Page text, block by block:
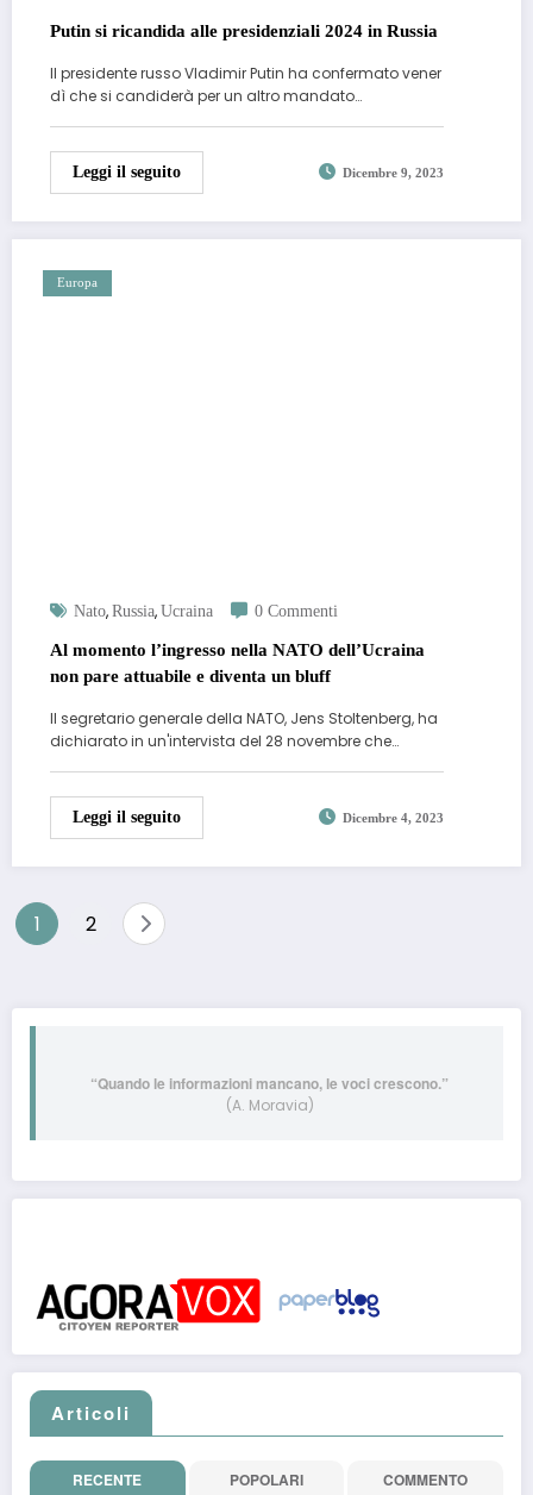
Putin si ricandida alle presidenziali 2024 in Russia
Il presidente russo Vladimir Putin ha confermato vener
dì che si candiderà per un altro mandato…
Leggi il seguito Dicembre 9, 2023
Europa
Nato, Russia, Ucraina 0 Commenti
Al momento l’ingresso nella NATO dell’Ucraina
non pare attuabile e diventa un bluff
Il segretario generale della NATO, Jens Stoltenberg, ha
dichiarato in un'intervista del 28 novembre che…
Leggi il seguito Dicembre 4, 2023
Paginazione
articoli
1 2
“Quando le informazioni mancano, le voci crescono.”
(A. Moravia)
Articoli
RECENTE POPOLARI COMMENTO